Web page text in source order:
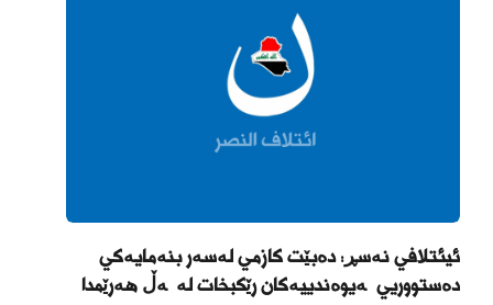
ئیئتلافی نەسڕ: دەبێت کازمی لەسەر بنەمایەکی
دەستووریی پەیوەندییەکان رێکبخات لەگەڵ هەرێمدا